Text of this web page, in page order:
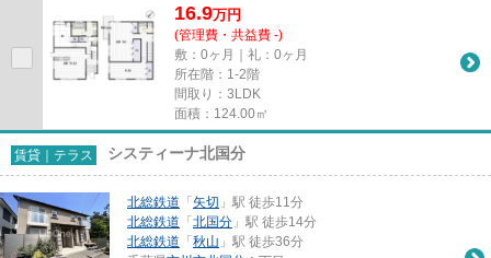
16.9万円
(管理費・共益費 -)
敷：0ヶ月｜礼：0ヶ月
所在階：1-2階
間取り：3LDK
面積：124.00㎡
賃貸｜テラス システィーナ北国分
北総鉄道 「 矢切 」駅 徒歩11分
北総鉄道 「 北国分 」駅 徒歩14分
北総鉄道 「 秋山 」駅 徒歩36分